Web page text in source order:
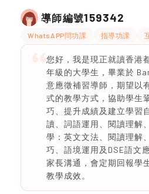
導師編號159342
WhatsAPP問功課 指導功課
您好，我是現正就讀香港
年級的大學生，畢業於
意應徵補習導師，期望以
式的教學方式，協助學生
巧、提升成績及建立學習
讀、詞語運用、閱讀理解
學：英文文法、閱讀理解
巧、語境運用及DSE語文
家長溝通，會定期回報學
教學成效。